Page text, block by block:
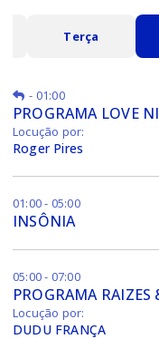
Terça
- 01:00
PROGRAMA LOVE
Locução por:
Roger Pires
01:00 - 05:00
INSÔNIA
05:00 - 07:00
PROGRAMA RAIZES
Locução por:
DUDU FRANÇA